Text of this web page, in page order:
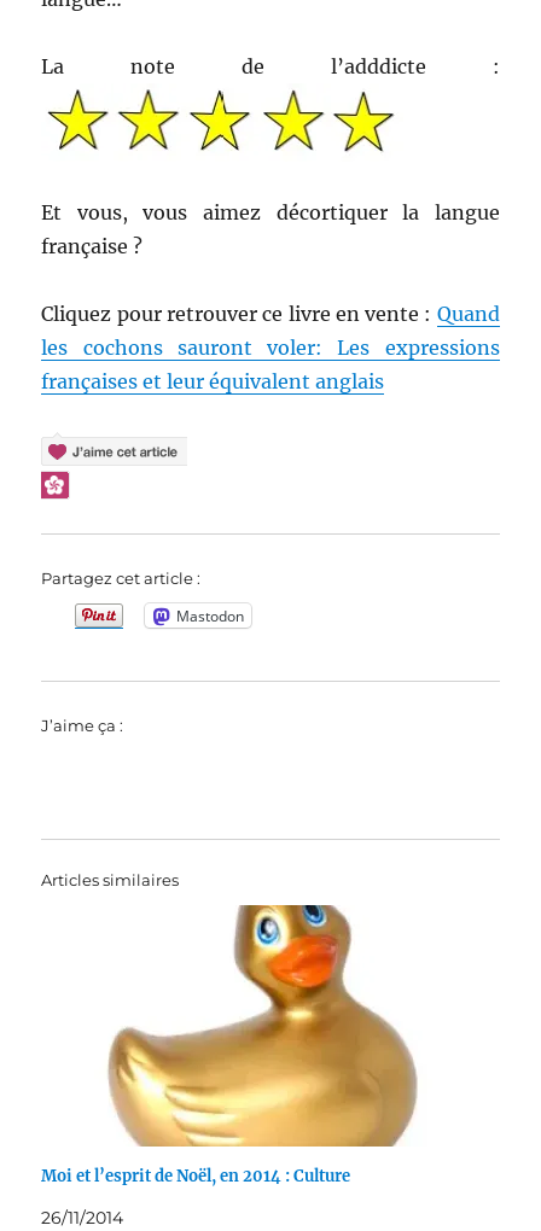
La note de l’adddicte :
Et vous, vous aimez décortiquer la langue
française ?
Cliquez pour retrouver ce livre en vente : Quand
les cochons sauront voler: Les expressions
françaises et leur équivalent anglais
Partagez cet article :
Mastodon
J’aime ça :
Articles similaires
Moi et l’esprit de Noël, en 2014 : Culture
26/11/2014